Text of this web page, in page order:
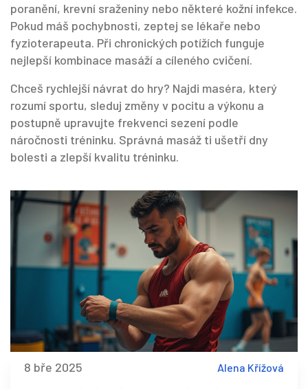
poranění, krevní sraženiny nebo některé kožní infekce.
Pokud máš pochybnosti, zeptej se lékaře nebo
fyzioterapeuta. Při chronických potížích funguje
nejlepší kombinace masáží a cíleného cvičení.
Chceš rychlejší návrat do hry? Najdi maséra, který
rozumí sportu, sleduj změny v pocitu a výkonu a
postupně upravujte frekvenci sezení podle
náročnosti tréninku. Správná masáž ti ušetří dny
bolesti a zlepší kvalitu tréninku.
8 bře 2025 Alena Křížová